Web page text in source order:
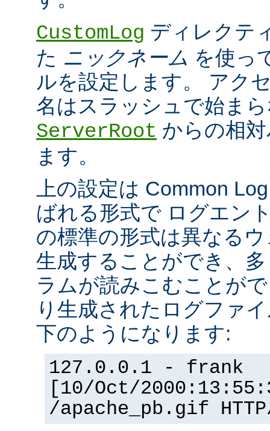
CustomLog ディレクテ
た ニックネーム を使っ
ルを設定します。 アク
名はスラッシュで始ま
ServerRoot からの相
ます。
上の設定は Common
ばれる形式で ログエン
の標準の形式は異なる
生成することができ、
ラムが読みこむことが
り生成されたログファ
下のようになります:
127.0.0.1 - frank
[10/Oct/
/apache_pb.gif